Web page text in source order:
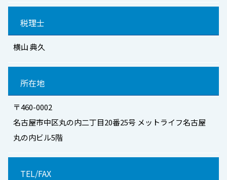
税理士
横山 典久
所在地
〒460-0002
名古屋市中区丸の内二丁目20番25号 メットライフ名古屋
丸の内ビル5階
TEL/FAX